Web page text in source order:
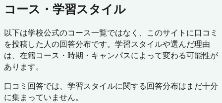
コース・学習スタイル
以下は学校公式のコース一覧ではなく、このサイトに口コミ
を投稿した人の回答分布です。学習スタイルや選んだ理由
は、在籍コース・時期・キャンパスによって変わる可能性が
あります。
口コミ回答では、学習スタイルに関する回答分布はまだ十分
に集まっていません。